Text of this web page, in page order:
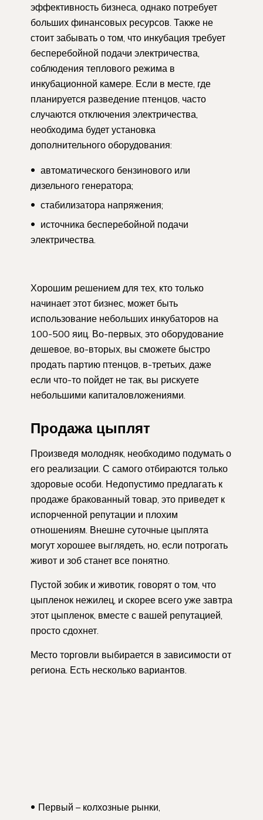
эффективность бизнеса, однако потребует
больших финансовых ресурсов. Также не
стоит забывать о том, что инкубация требует
бесперебойной подачи электричества,
соблюдения теплового режима в
инкубационной камере. Если в месте, где
планируется разведение птенцов, часто
случаются отключения электричества,
необходима будет установка
дополнительного оборудования:
автоматического бензинового или
дизельного генератора;
стабилизатора напряжения;
источника бесперебойной подачи
электричества.
Хорошим решением для тех, кто только
начинает этот бизнес, может быть
использование небольших инкубаторов на
100-500 яиц. Во-первых, это оборудование
дешевое, во-вторых, вы сможете быстро
продать партию птенцов, в-третьих, даже
если что-то пойдет не так, вы рискуете
небольшими капиталовложениями.
Продажа цыплят
Произведя молодняк, необходимо подумать о
его реализации. С самого отбираются только
здоровые особи. Недопустимо предлагать к
продаже бракованный товар, это приведет к
испорченной репутации и плохим
отношениям. Внешне суточные цыплята
могут хорошее выглядеть, но, если потрогать
живот и зоб станет все понятно.
Пустой зобик и животик, говорят о том, что
цыпленок нежилец, и скорее всего уже завтра
этот цыпленок, вместе с вашей репутацией,
просто сдохнет.
Место торговли выбирается в зависимости от
региона. Есть несколько вариантов.
Первый – колхозные рынки,